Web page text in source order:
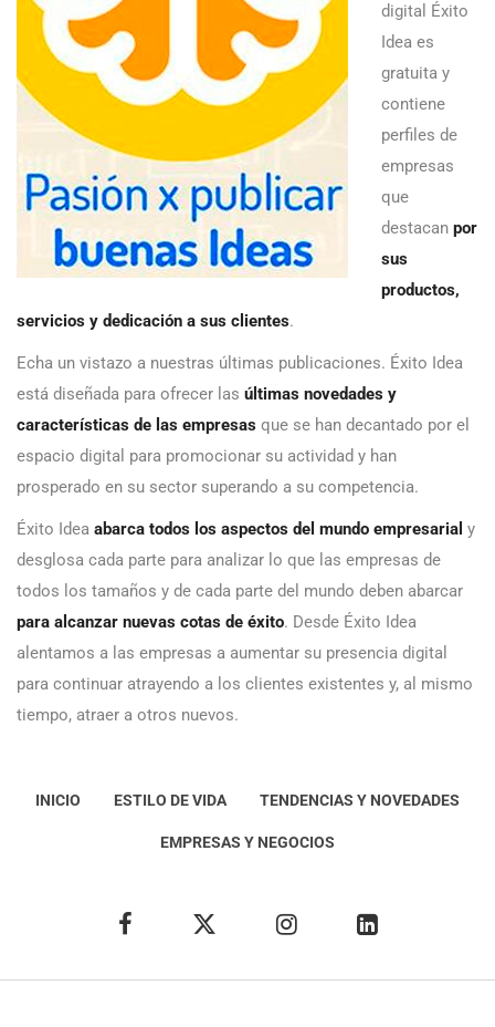
digital Éxito
Idea es
gratuita y
contiene
perfiles de
empresas
que
destacan por
sus
productos,
servicios y dedicación a sus clientes.
Echa un vistazo a nuestras últimas publicaciones. Éxito Idea
está diseñada para ofrecer las últimas novedades y
características de las empresas que se han decantado por el
espacio digital para promocionar su actividad y han
prosperado en su sector superando a su competencia.
Éxito Idea abarca todos los aspectos del mundo empresarial y
desglosa cada parte para analizar lo que las empresas de
todos los tamaños y de cada parte del mundo deben abarcar
para alcanzar nuevas cotas de éxito. Desde Éxito Idea
alentamos a las empresas a aumentar su presencia digital
para continuar atrayendo a los clientes existentes y, al mismo
tiempo, atraer a otros nuevos.
INICIO ESTILO DE VIDA TENDENCIAS Y NOVEDADES
EMPRESAS Y NEGOCIOS